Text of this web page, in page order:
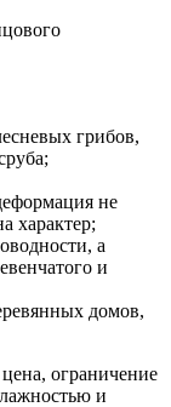
грибов,
не
характер;
а
и
домов,
ограничение
и